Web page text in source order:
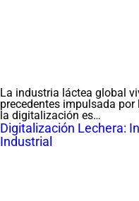
La industria láctea global
precedentes impulsada por
la digitalización es…
Digitalización Lechera:
Industrial